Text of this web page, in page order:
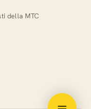
della MTC